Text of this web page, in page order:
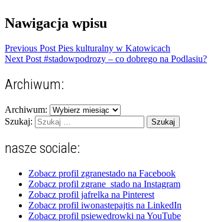
Nawigacja wpisu
Previous Post Pies kulturalny w Katowicach
Next Post #stadowpodrozy – co dobrego na Podlasiu?
Archiwum:
Archiwum:
Szukaj:
nasze sociale:
Zobacz profil zgranestado na Facebook
Zobacz profil zgrane_stado na Instagram
Zobacz profil jafrelka na Pinterest
Zobacz profil iwonastepajtis na LinkedIn
Zobacz profil psiewedrowki na YouTube